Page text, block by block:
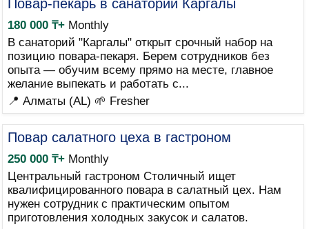
Повар-пекарь в санаторий Каргалы
180 000 ₸+Monthly
В санаторий "Каргалы" открыт срочный набор на
позицию повара-пекаря. Берем сотрудников без
опыта — обучим всему прямо на месте, главное
желание выпекать и работать с...
📍 Алматы (AL) 🌱 Fresher
Повар салатного цеха в гастроном
250 000 ₸+Monthly
Центральный гастроном Столичный ищет
квалифицированного повара в салатный цех. Нам
нужен сотрудник с практическим опытом
приготовления холодных закусок и салатов.